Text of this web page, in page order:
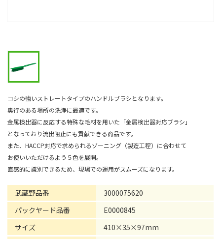
コシの強いストレートタイプのハンドルブラシとなります。
奥行のある場所の洗浄に最適です。
金属検出器に反応する特殊な毛材を用いた「金属検出器対応ブラシ」
となっており流出阻止にも貢献できる商品です。
また、HACCP対応で求められるゾーニング（製造工程）に合わせて
お使いいただけるよう５色を展開。
直感的に識別できるため、現場での運用がスムーズになります。
武蔵野品番
3000075620
パックヤード品番
E0000845
サイズ
410×35×97mm